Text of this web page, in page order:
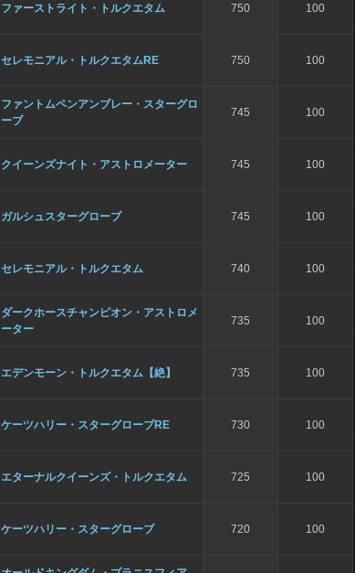
ファーストライト・トルクエタム 750 100
セレモニアル・トルクエタムRE 750 100
ファントムペンアンブレー・スターグロ
ーブ
745 100
クイーンズナイト・アストロメーター 745 100
ガルシュスターグローブ 745 100
セレモニアル・トルクエタム 740 100
ダークホースチャンピオン・アストロメ
ーター
735 100
エデンモーン・トルクエタム【絶】 735 100
ケーツハリー・スターグローブRE 730 100
エターナルクイーンズ・トルクエタム 725 100
ケーツハリー・スターグローブ 720 100